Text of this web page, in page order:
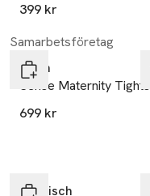
399 kr
Samarbetsföretag
aim'n
Sense Maternity Tights
699 kr
Röhnisch